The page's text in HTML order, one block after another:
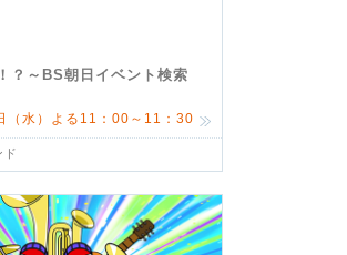
？～BS朝日イベント検索
（水）よる11：00～11：30
ド